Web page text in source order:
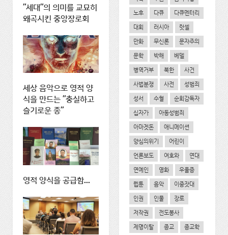
"세대"의 의미를 교묘히
왜곡시킨 중앙장로회
세상 음악으로 영적 양
식을 만드는 "충실하고
슬기로운 종"
영적 양식을 공급함...
노후 다큐 다큐멘터리
대회 러시아 럿셀
만화 무신론 문자주의
문학 박해 베델
병역거부 북한 사건
사법분쟁 사전 성범죄
성서 수혈 순회감독자
십자가 아동성범죄
아마겟돈 애니메이션
양심의위기 어린이
언론보도 여호와 연대
연예인 영화 우울증
웹툰 음악 이중잣대
인권 인물 장로
저작권 전도봉사
제명이탈 종교 종교학